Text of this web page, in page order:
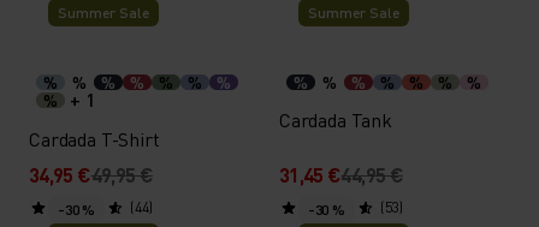
Summer Sale
% % % % % %
%
%
+ 1
Cardada T-Shirt
34,95 €49,95 €
(44)
Summer Sale
% % % % % % %
Cardada Tank
31,45 €44,95 €
(53)
-30 %
-30 %